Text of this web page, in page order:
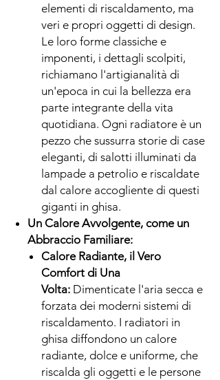
elementi di riscaldamento, ma
veri e propri oggetti di design.
Le loro forme classiche e
imponenti, i dettagli scolpiti,
richiamano l'artigianalità di
un'epoca in cui la bellezza era
parte integrante della vita
quotidiana. Ogni radiatore è un
pezzo che sussurra storie di case
eleganti, di salotti illuminati da
lampade a petrolio e riscaldate
dal calore accogliente di questi
giganti in ghisa.
Un Calore Avvolgente, come un
Abbraccio Familiare:
Calore Radiante, il Vero
Comfort di Una
Volta: Dimenticate l'aria secca e
forzata dei moderni sistemi di
riscaldamento. I radiatori in
ghisa diffondono un calore
radiante, dolce e uniforme, che
riscalda gli oggetti e le persone